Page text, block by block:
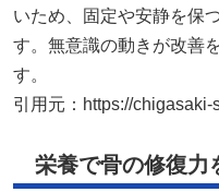
いため、固定や安静を保
す。無意識の動きが改善
す。
引用元： https://
栄養で骨の修復力